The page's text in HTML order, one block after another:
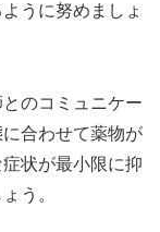
うに努めましょ
のコミュニケー
合わせて薬物が
状が最小限に抑
う。